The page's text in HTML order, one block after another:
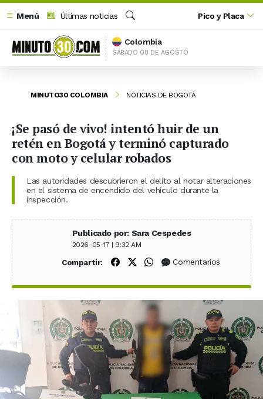
Menú
Últimas noticias
Buscar
Pico y Placa
Colombia
SÁBADO 08 DE AGOSTO
MINUTO30 COLOMBIA NOTICIAS DE BOGOTÁ
¡Se pasó de vivo! intentó huir de un
retén en Bogotá y terminó capturado
con moto y celular robados
Las autoridades descubrieron el delito al notar alteraciones
en el sistema de encendido del vehículo durante la
inspección.
Publicado por: Sara Cespedes
2026-05-17 | 9:32 AM
Compartir: Compartir en Facebook
Compartir en X (Twitter)
Compartir en WhatsApp
Comentarios